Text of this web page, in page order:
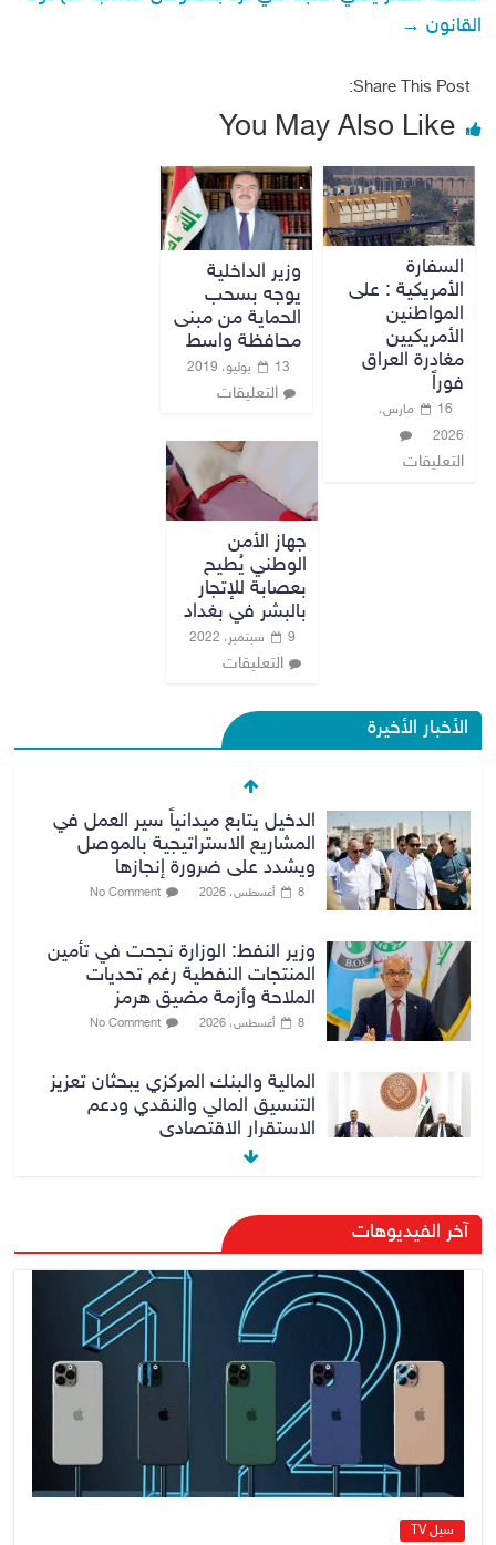
القانون →
Share This Post:
You May Also Like
السفارة
الأمريكية : على
المواطنين
الأمريكيين
مغادرة العراق
فوراً
16 مارس،
2026
التعليقات
وزير الداخلية
يوجه بسحب
الحماية من مبنى
محافظة واسط
13 يوليو، 2019
التعليقات
جهاز الأمن
الوطني يُطيح
بعصابة للإتجار
بالبشر في بغداد
9 سبتمبر، 2022
التعليقات
الأخبار الأخيرة
الدخيل يتابع ميدانياً سير العمل في
المشاريع الاستراتيجية بالموصل
ويشدد على ضرورة إنجازها
8 أغسطس، 2026 No Comment
وزير النفط: الوزارة نجحت في تأمين
المنتجات النفطية رغم تحديات
الملاحة وأزمة مضيق هرمز
8 أغسطس، 2026 No Comment
المالية والبنك المركزي يبحثان تعزيز
التنسيق المالي والنقدي ودعم
الاستقرار الاقتصادي
النزاهة تنفي مداهمة منزل شقيق
رئيس وزراء سابق في الكاظمية
رئيس حكومة إقليم كردستان مسرور
بارزاني ينفي ما يشاع عن وجود
عسكري أمريكي في بعض قواعد
الإقليم
آخر الفيديوهات
سيل TV